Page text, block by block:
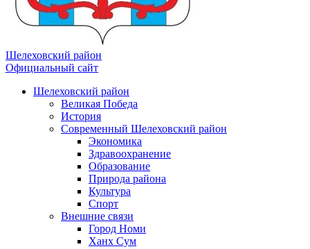
Шелеховский район
Официальный сайт
Шелеховский район
Великая Победа
История
Современный Шелеховский район
Экономика
Здравоохранение
Образование
Природа района
Культура
Спорт
Внешние связи
Город Номи
Ханх Сум